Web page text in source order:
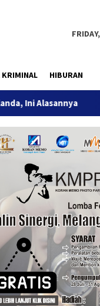
HIBURAN
9 Desa di 6